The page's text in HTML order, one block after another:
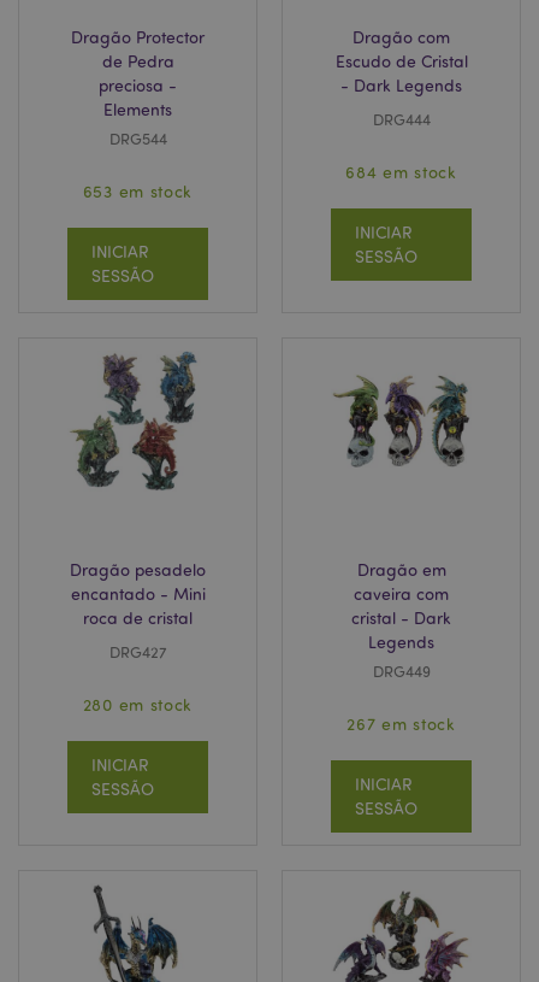
Dragão Protector
de Pedra
preciosa -
Elements
DRG544
653 em stock
INICIAR
SESSÃO
Dragão com
Escudo de Cristal
- Dark Legends
DRG444
684 em stock
INICIAR
SESSÃO
Dragão pesadelo
encantado - Mini
roca de cristal
DRG427
280 em stock
INICIAR
SESSÃO
Dragão em
caveira com
cristal - Dark
Legends
DRG449
267 em stock
INICIAR
SESSÃO